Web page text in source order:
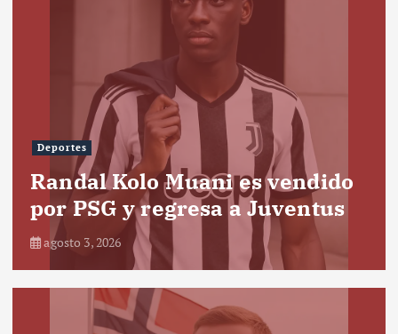
Deportes
Randal Kolo Muani es vendido
por PSG y regresa a Juventus
agosto 3, 2026